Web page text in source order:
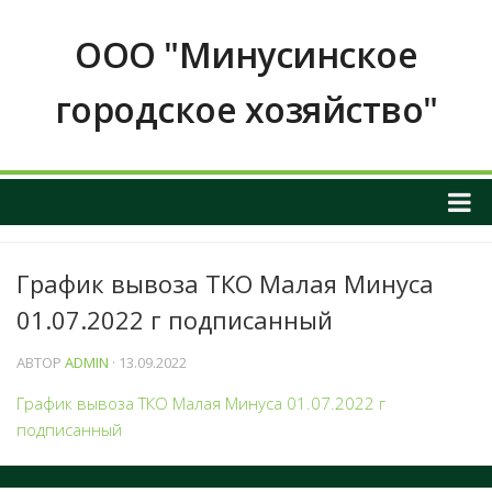
ООО "Минусинское
городское хозяйство"
ОБЩАЯ ИНФОРМАЦИЯ О ПРЕДПРИЯТИИ
График приема граждан
ИНФОРМАЦИЯ О РУКОВОДСТВЕ
РЕКВИЗИТЫ И КОНТАКТНЫЕ ДАННЫЕ
ПОЛОЖЕНИЕ О ЗАКУПКАХ
Услуги и тарифы
График вывоза ТКО Малая Минуса
01.07.2022 г подписанный
АВТОР ADMIN · 13.09.2022
График вывоза ТКО Малая Минуса 01.07.2022 г
подписанный